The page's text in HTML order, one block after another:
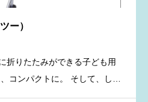
ー）
折りたたみができる子ども用
コンパクトに。 そして、しっ